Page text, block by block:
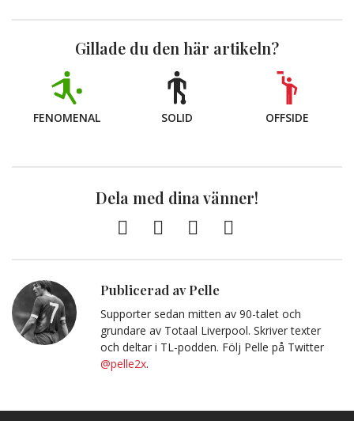
Gillade du den här artikeln?
FENOMENAL SOLID OFFSIDE
Dela med dina vänner!
FacebookTwitter
Kopiera
till
Publicerad av Pelle
Supporter sedan mitten av 90-talet och
grundare av Totaal Liverpool. Skriver texter
och deltar i TL-podden. Följ Pelle på Twitter
@pelle2x.